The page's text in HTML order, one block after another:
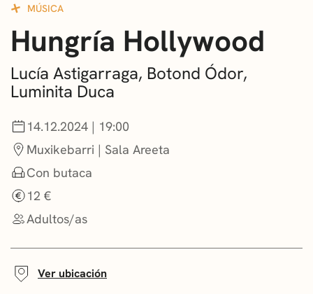
NOTICIAS
GETXO KULTURA
ASOCIACIONES CULTURALES
MÚSICA
Hungría Hollywood
Lucía Astigarraga, Botond Ódor,
Luminita Duca
14.12.2024 | 19:00
Muxikebarri | Sala Areeta
Con butaca
12 €
Adultos/as
Ver ubicación